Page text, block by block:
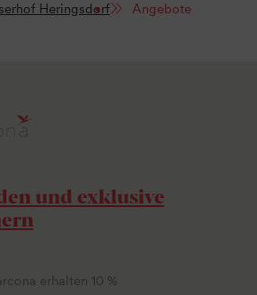
Heringsdorf
Angebote
und exklusive
erhalten 10 %